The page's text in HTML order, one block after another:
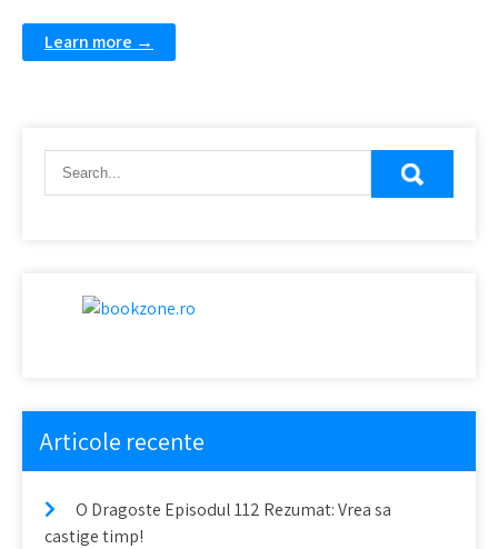
Learn more →
Articole recente
O Dragoste Episodul 112 Rezumat: Vrea sa
castige timp!